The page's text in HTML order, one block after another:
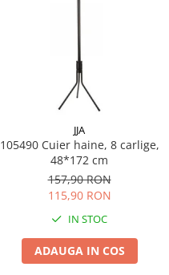
JJA
105490 Cuier haine, 8 carlige,
48*172 cm
157,90 RON
115,90 RON
IN STOC
ADAUGA IN COS